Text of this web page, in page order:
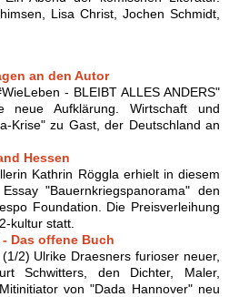
Lisa Christ, Jochen Schmidt,
an den Autor
- BLEIBT ALLES ANDERS"
neue Aufklärung. Wirtschaft und
Krise" zu Gast, der Deutschland an
Hessen
Kathrin Röggla erhielt in diesem
"Bauernkriegspanorama" den
Foundation. Die Preisverleihung
kultur statt.
Das offene Buch
2) Ulrike Draesners furioser neuer,
Schwitters, den Dichter, Maler,
von "Dada Hannover" neu